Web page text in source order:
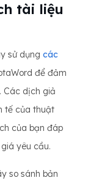
tài liệu
sử dụng các
để đảm
Các dịch giả
tế của thuật
của bạn đáp
yêu cầu.
so sánh bản